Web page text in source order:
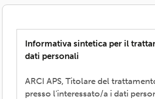
Informativa sintetica per il
dati personali
ARCI APS, Titolare del
presso l'interessato/a i dati